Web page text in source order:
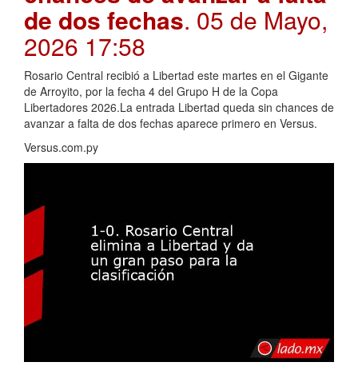
de dos fechas. 05 de Mayo,
2026 17:58
Rosario Central recibió a Libertad este martes en el Gigante
de Arroyito, por la fecha 4 del Grupo H de la Copa
Libertadores 2026.La entrada Libertad queda sin chances de
avanzar a falta de dos fechas aparece primero en Versus.
Versus.com.py